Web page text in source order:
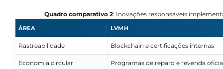
Quadro comparativo 2: Inovações responsáveis
ÁREA LVMH
Rastreabilidade Blockchain e certificações internas
Economia circular Programas de reparo e revenda